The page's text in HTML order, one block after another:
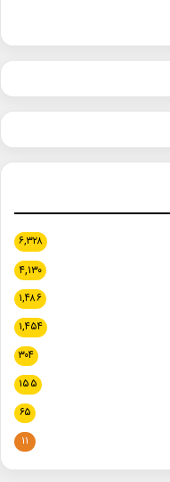
۶,۳۲۸
۴,۱۳۰
۱,۴۸۶
۱,۴۵۴
۳۰۴
۱۵۵
۶۵
۱۱